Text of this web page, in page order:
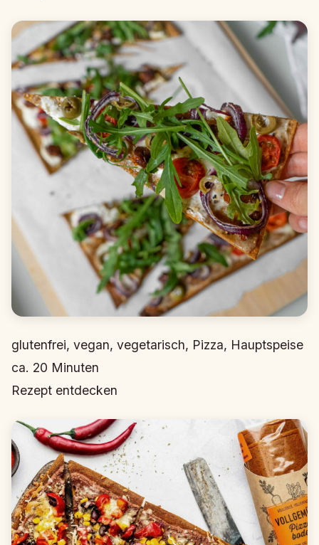
glutenfrei, vegan, vegetarisch, Pizza, Hauptspeise
ca. 20 Minuten
Rezept entdecken